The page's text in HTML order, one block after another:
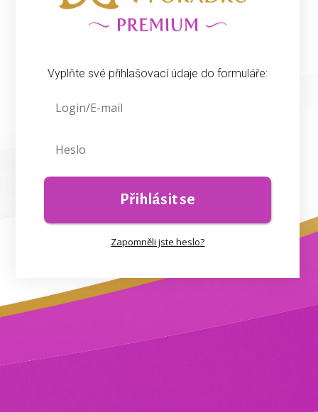
Vyplňte své přihlašovací údaje do formuláře:
Přihlásit se
Zapomněli jste heslo?